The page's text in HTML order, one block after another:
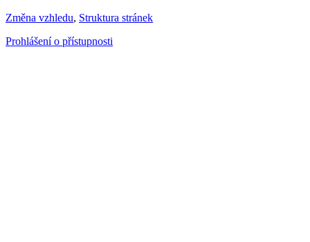
Změna vzhledu, Struktura stránek
Prohlášení o přístupnosti